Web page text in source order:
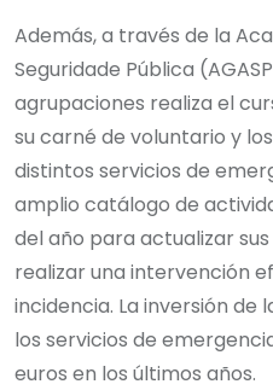
Además, a través de la
Seguridade Pública
agrupaciones realiza el
su carné de voluntario y
distintos servicios de
amplio catálogo de
del año para actualizar
realizar una intervención
incidencia. La inversión de
los servicios de
euros en los últimos años.